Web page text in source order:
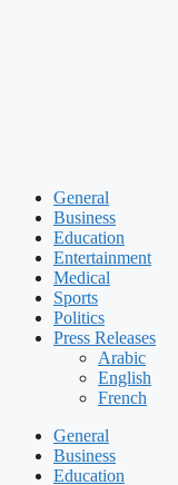
General
Business
Education
Entertainment
Medical
Sports
Politics
Press Releases
Arabic
English
French
General
Business
Education